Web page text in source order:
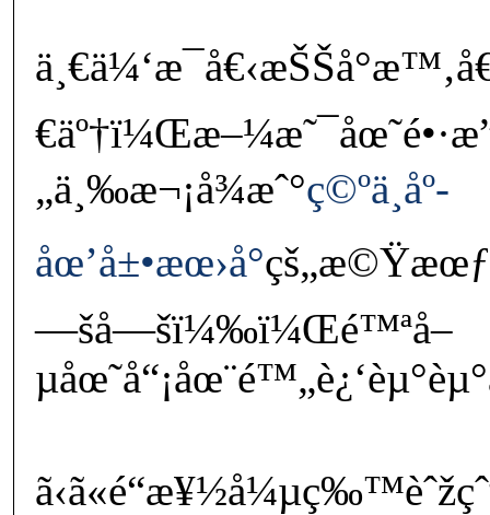
„ä¸‰æ¬¡å¾æˆ°ç©ºä¸­åº­
åœ’å±•æœ›å°
—šå—šï¼‰ï¼Œé™ªå–